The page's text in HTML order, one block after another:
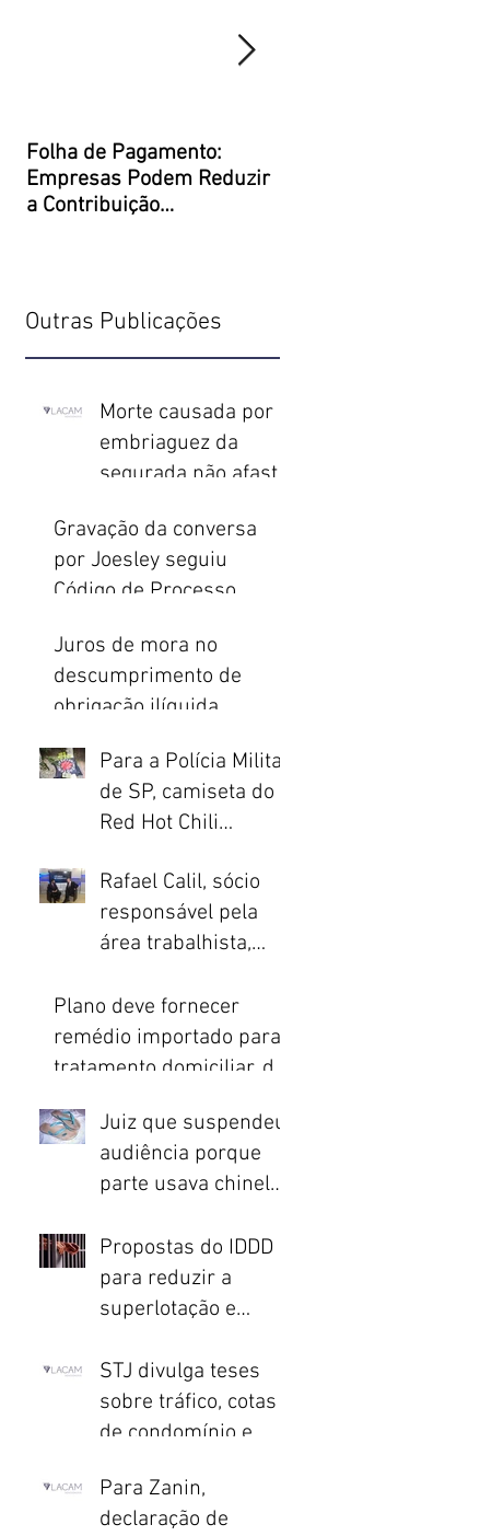
Folha de Pagamento:
Empresas Podem Reduzir
a Contribuição
Outras Publicações
Morte causada por
embriaguez da
segurada não afasta
seguro de vida
Gravação da conversa
por Joesley seguiu
Código de Processo
Juros de mora no
descumprimento de
obrigação ilíquida
da citaçãoPara a Polícia Militar
de SP, camiseta do
Red Hot Chili
crime
Rafael Calil, sócio
responsável pela
área trabalhista,
sobre Reforma
Trabalhista
Plano deve fornecer
remédio importado para
tratamento domiciliar, diz
Juiz que suspendeu
audiência porque
parte usava chinelo
Propostas do IDDD
para reduzir a
superlotação e
penitenciário são
apresentadas no
STJ divulga teses
sobre tráfico, cotas
de condomínio e
Para Zanin,
declaração de